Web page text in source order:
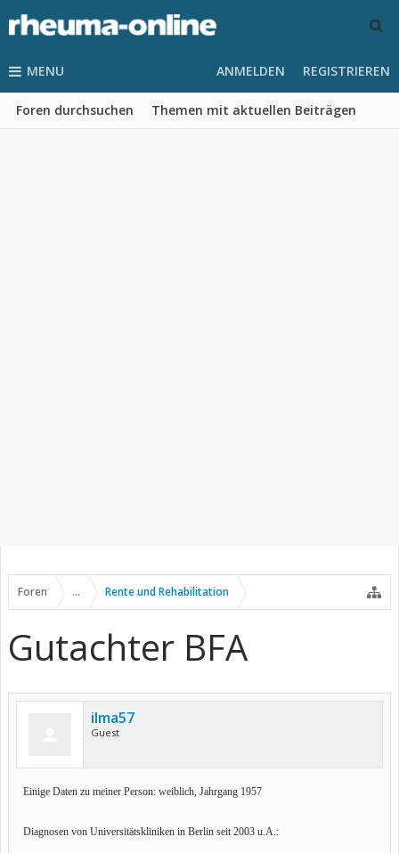
MENU
Foren durchsuchen Themen mit aktuellen Beiträgen
ANMELDEN REGISTRIEREN
Foren ... Rente und Rehabilitation
Gutachter BFA
ilma57
Guest
Einige Daten zu meiner Person: weiblich, Jahrgang 1957
Diagnosen von Universitätskliniken in Berlin seit 2003 u.A.: